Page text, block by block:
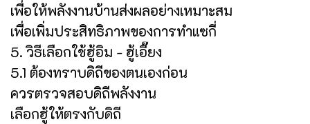
เพื่อให้พลังงานบ้านส่งผลอย่างเหมาะสม
เพื่อเพิ่มประสิทธิภาพของการทำแซกี่
5. วิธีเลือกใช้ฮู้อิม - ฮู้เอี๊ยง
5.1 ต้องทราบดิถีของตนเองก่อน
ควรตรวจสอบดิถีพลังงาน
เลือกฮู้ให้ตรงกับดิถี